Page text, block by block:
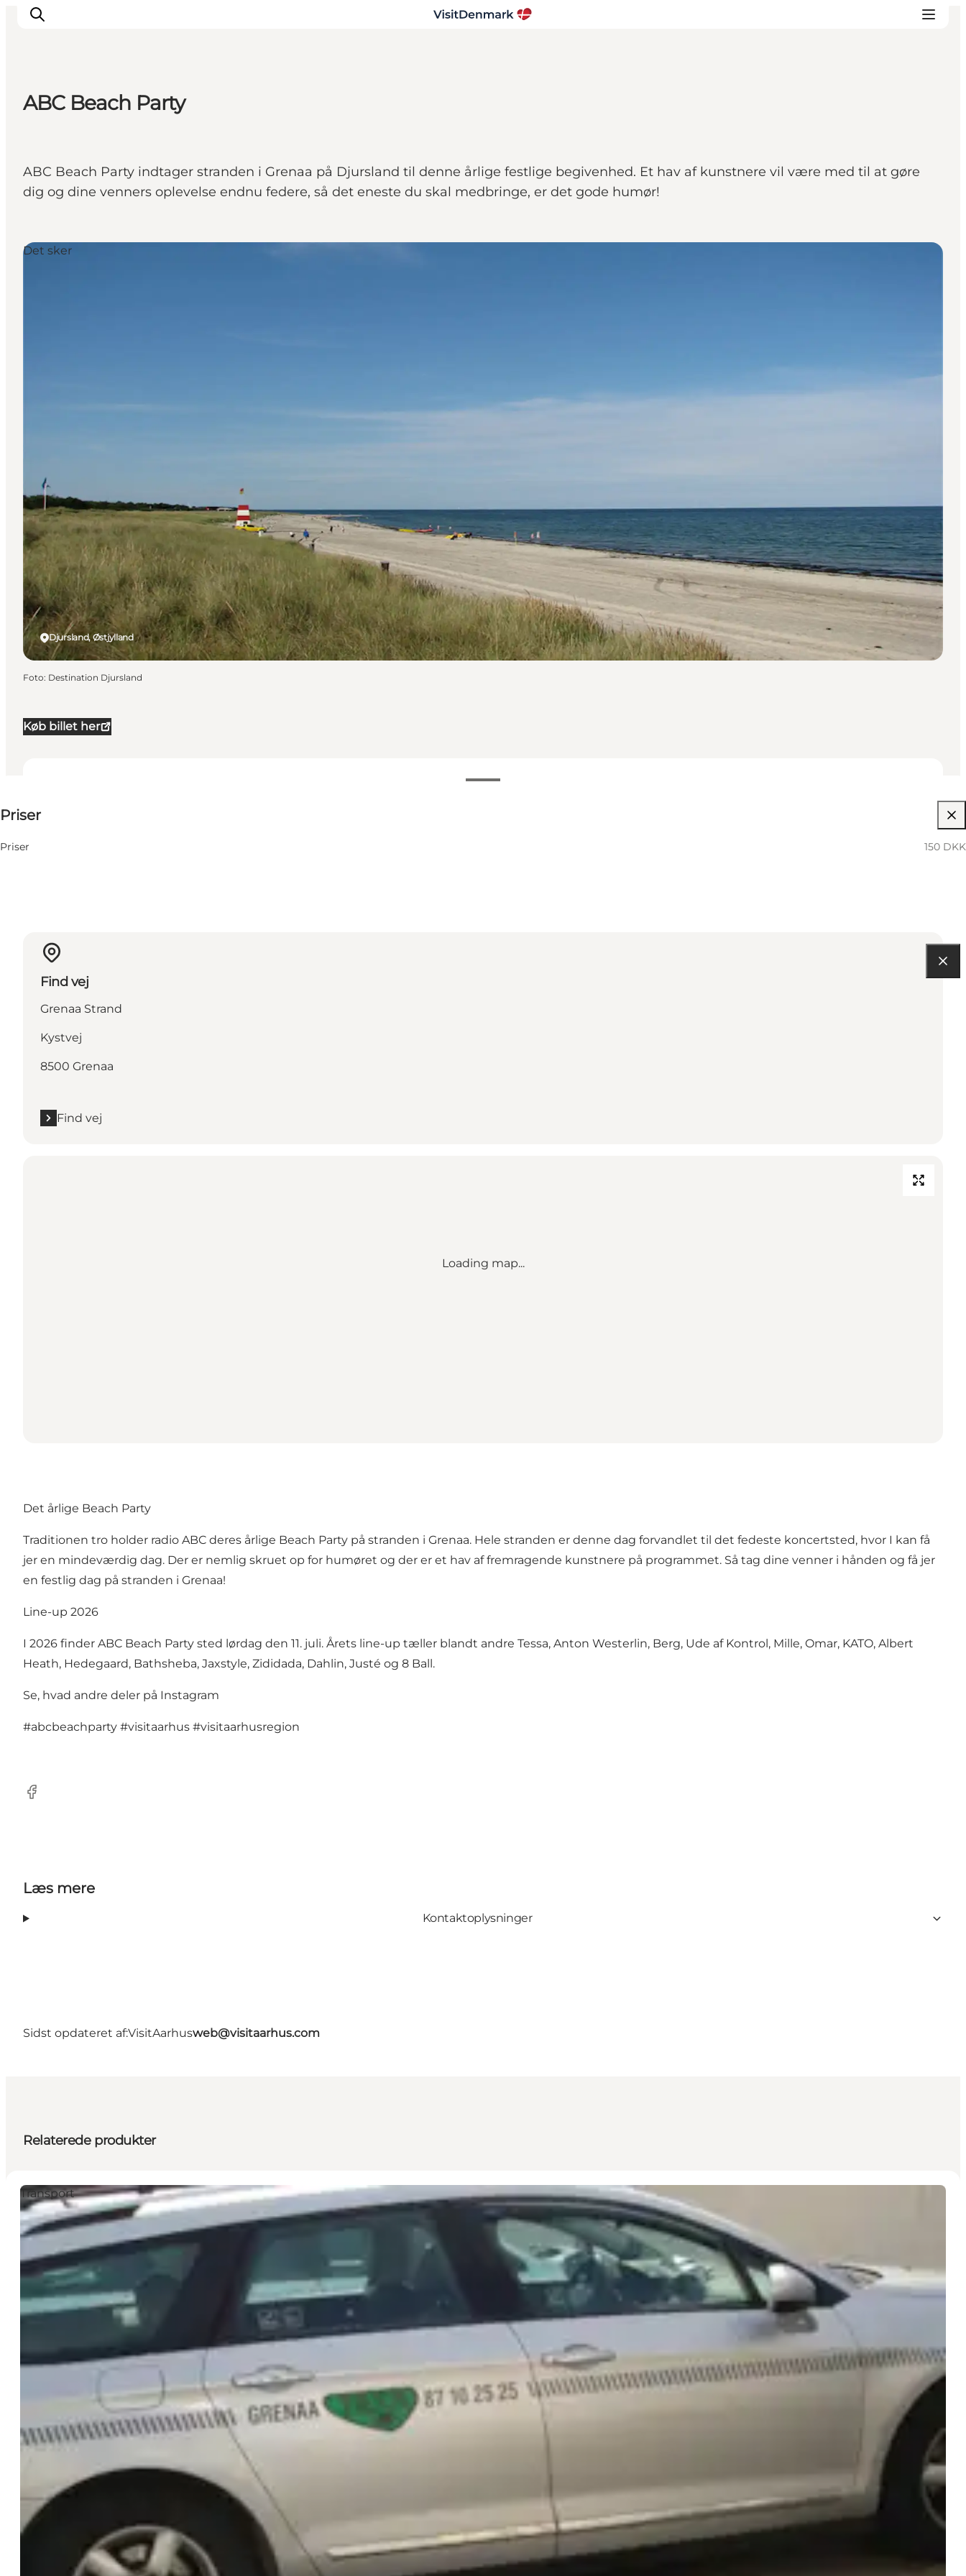
Oplevelser
Overnatning
Planlæg ferien
ABC Beach Party
ABC Beach Party indtager stranden i Grenaa på Djursland til denne årlige festlige begivenhed. Et hav af kunstnere vil være med til at gøre
dig og dine venners oplevelse endnu federe, så det eneste du skal medbringe, er det gode humør!
Køb billet her
Priser
Priser 150 DKK
Djursland, Østjylland
Det sker
Foto: Destination Djursland
Find vej
Grenaa Strand
Kystvej
8500 Grenaa
Find vej
Loading map...
Det årlige Beach Party
Traditionen tro holder radio ABC deres årlige Beach Party på stranden i Grenaa. Hele stranden er denne dag forvandlet til det fedeste koncertsted, hvor I kan få
jer en mindeværdig dag. Der er nemlig skruet op for humøret og der er et hav af fremragende kunstnere på programmet. Så tag dine venner i hånden og få jer
en festlig dag på stranden i Grenaa!
Line-up 2026
I 2026 finder ABC Beach Party sted lørdag den 11. juli. Årets line-up tæller blandt andre Tessa, Anton Westerlin, Berg, Ude af Kontrol, Mille, Omar, KATO, Albert
Heath, Hedegaard, Bathsheba, Jaxstyle, Zididada, Dahlin, Justé og 8 Ball.
Se, hvad andre deler på Instagram
#abcbeachparty #visitaarhus #visitaarhusregion
Facebook
Læs mere
Kontaktoplysninger
Sidst opdateret af:VisitAarhusweb@visitaarhus.com
Relaterede produkter
Transport